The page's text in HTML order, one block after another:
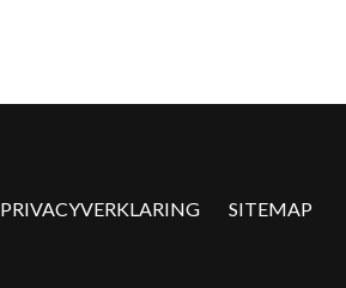
PRIVACYVERKLARING SITEMAP